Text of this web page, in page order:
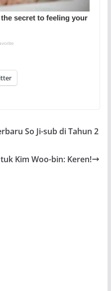
So Ji-sub di Tahun 2
Kim Woo-bin: Keren!